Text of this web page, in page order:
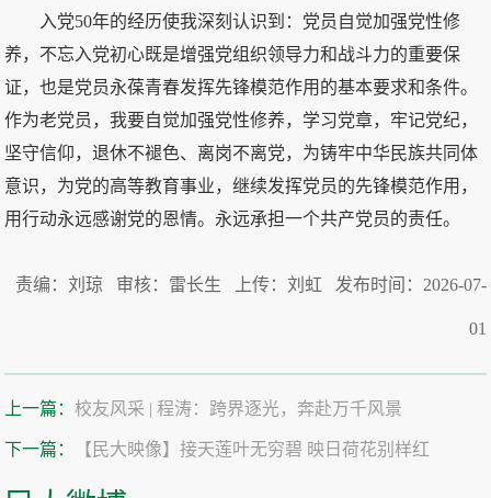
入党50年的经历使我深刻认识到：党员自觉加强党性修
养，不忘入党初心既是增强党组织领导力和战斗力的重要保
证，也是党员永葆青春发挥先锋模范作用的基本要求和条件。
作为老党员，我要自觉加强党性修养，学习党章，牢记党纪，
坚守信仰，退休不褪色、离岗不离党，为铸牢中华民族共同体
意识，为党的高等教育事业，继续发挥党员的先锋模范作用，
用行动永远感谢党的恩情。永远承担一个共产党员的责任。
责编：刘琼 审核：雷长生 上传：刘虹 发布时间：2026-07-
01
上一篇：校友风采 | 程涛：跨界逐光，奔赴万千风景
下一篇： 【民大映像】接天莲叶无穷碧 映日荷花别样红